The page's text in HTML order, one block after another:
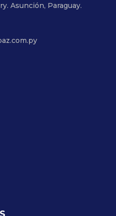
Asunción, Paraguay.